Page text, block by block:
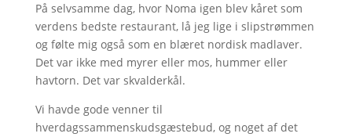
På selvsamme dag, hvor Noma igen blev kåret som
verdens bedste restaurant, lå jeg lige i slipstrømmen
og følte mig også som en blæret nordisk madlaver.
Det var ikke med myrer eller mos, hummer eller
havtorn. Det var skvalderkål.
Vi havde gode venner til
hverdagssammenskudsgæstebud, og noget af det